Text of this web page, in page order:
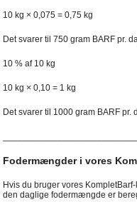
10 kg × 0,075 = 0,75 kg
Det svarer til 750 gram BARF pr.
10 % af 10 kg
10 kg × 0,10 = 1 kg
Det svarer til 1000 gram BARF pr.
Fodermængder i vores
Hvis du bruger vores
den daglige fodermængde er